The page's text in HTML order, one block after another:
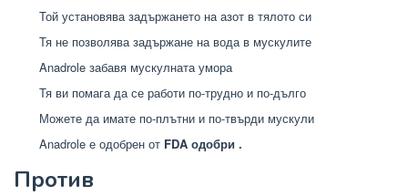
Той установява задържането на азот в тялото си
Тя не позволява задържане на вода в мускулите
Anadrole забавя мускулната умора
Тя ви помага да се работи по-трудно и по-дълго
Можете да имате по-плътни и по-твърди мускули
Anadrole е одобрен от FDA одобри .
Против